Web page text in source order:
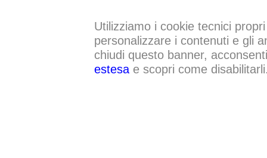
Utilizziamo i cookie tecnici
personalizzare i contenuti e gli
chiudi questo banner,
estesae scopri come